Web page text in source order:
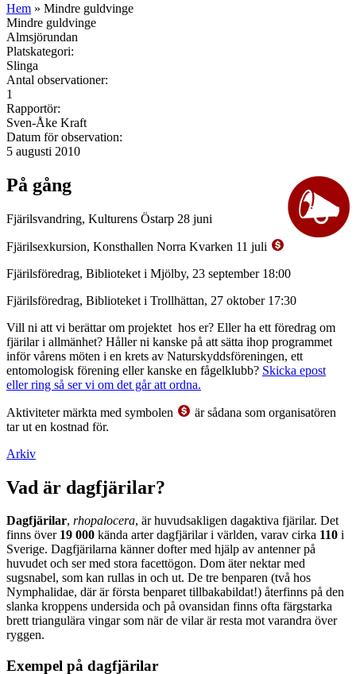
Hem » Mindre guldvinge
Mindre guldvinge
Almsjörundan
Platskategori:
Slinga
Antal observationer:
1
Rapportör:
Sven-Åke Kraft
Datum för observation:
5 augusti 2010
På gång
Fjärilsvandring, Kulturens Östarp 28 juni
Fjärilsexkursion, Konsthallen Norra Kvarken 11 juli
Fjärilsföredrag, Biblioteket i Mjölby, 23 september 18:00
Fjärilsföredrag, Biblioteket i Trollhättan, 27 oktober 17:30
Vill ni att vi berättar om projektet hos er? Eller ha ett föredrag om
fjärilar i allmänhet? Håller ni kanske på att sätta ihop programmet
inför vårens möten i en krets av Naturskyddsföreningen, ett
entomologisk förening eller kanske en fågelklubb? Skicka epost
eller ring så ser vi om det går att ordna.
Aktiviteter märkta med symbolen
är sådana som organisatören
tar ut en kostnad för.
Arkiv
Vad är dagfjärilar?
Dagfjärilar, rhopalocera, är huvudsakligen dagaktiva fjärilar. Det
finns över 19 000 kända arter dagfjärilar i världen, varav cirka 110 i
Sverige. Dagfjärilarna känner dofter med hjälp av antenner på
huvudet och ser med stora facettögon. Dom äter nektar med
sugsnabel, som kan rullas in och ut. De tre benparen (två hos
Nymphalidae, där är första benparet tillbakabildat!) återfinns på den
slanka kroppens undersida och på ovansidan finns ofta färgstarka
brett triangulära vingar som när de vilar är resta mot varandra över
ryggen.
Exempel på dagfjärilar